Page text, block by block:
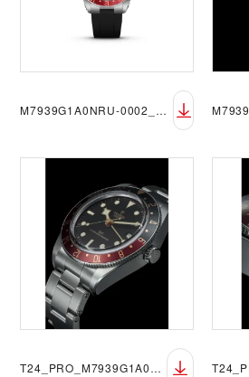
M7939G1A0NRU-0002_black_rubber_black_FF_sRGB
T24_PRO_M7939G1A0NRU-0001_006